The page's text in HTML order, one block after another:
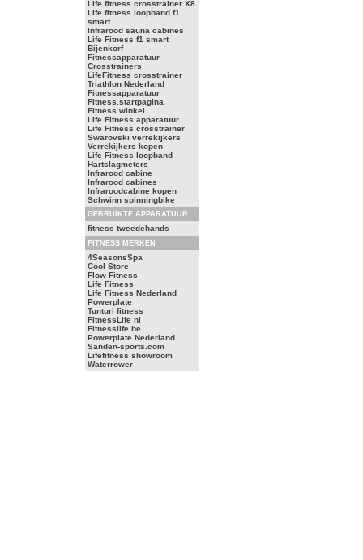
Life fitness crosstrainer X8
Life fitness loopband f1
smart
Infrarood sauna cabines
Life Fitness f1 smart
Bijenkorf
Fitnessapparatuur
Crosstrainers
LifeFitness crosstrainer
Triathlon Nederland
Fitnessapparatuur
Fitness.startpagina
Fitness winkel
Life Fitness apparatuur
Life Fitness crosstrainer
Swarovski verrekijkers
Verrekijkers kopen
Life Fitness loopband
Hartslagmeters
Infrarood cabine
Infrarood cabines
Infraroodcabine kopen
Schwinn spinningbike
GEBRUIKTE APPARATUUR
fitness tweedehands
FITNESS MERKEN
4SeasonsSpa
Cool Store
Flow Fitness
Life Fitness
Life Fitness Nederland
Powerplate
Tunturi fitness
FitnessLife nl
Fitnesslife be
Powerplate Nederland
Sanden-sports.com
Lifefitness showroom
Waterrower